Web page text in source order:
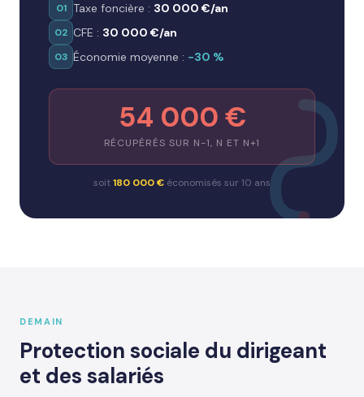
01 Taxe foncière : 30 000 €/an
02 CFE : 30 000 €/an
03 Économie moyenne : −30 %
54 000 €
RÉCUPÉRÉS SUR N-1, N ET N+1
soit180 000 € économisés sur 10 ans
DEMAIN
Protection sociale du dirigeant
et des salariés